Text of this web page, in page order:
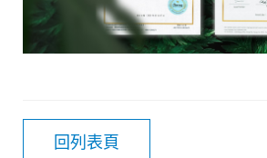
回列表頁